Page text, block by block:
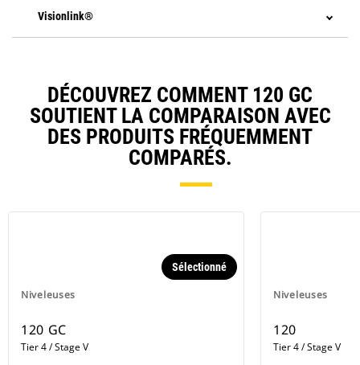
Visionlink®
DÉCOUVREZ COMMENT 120 GC
SOUTIENT LA COMPARAISON AVEC
DES PRODUITS FRÉQUEMMENT
COMPARÉS.
Niveleuses
Sélectionné
120 GC
Tier 4 / Stage V
Niveleuses
120
Tier 4 / Stage V